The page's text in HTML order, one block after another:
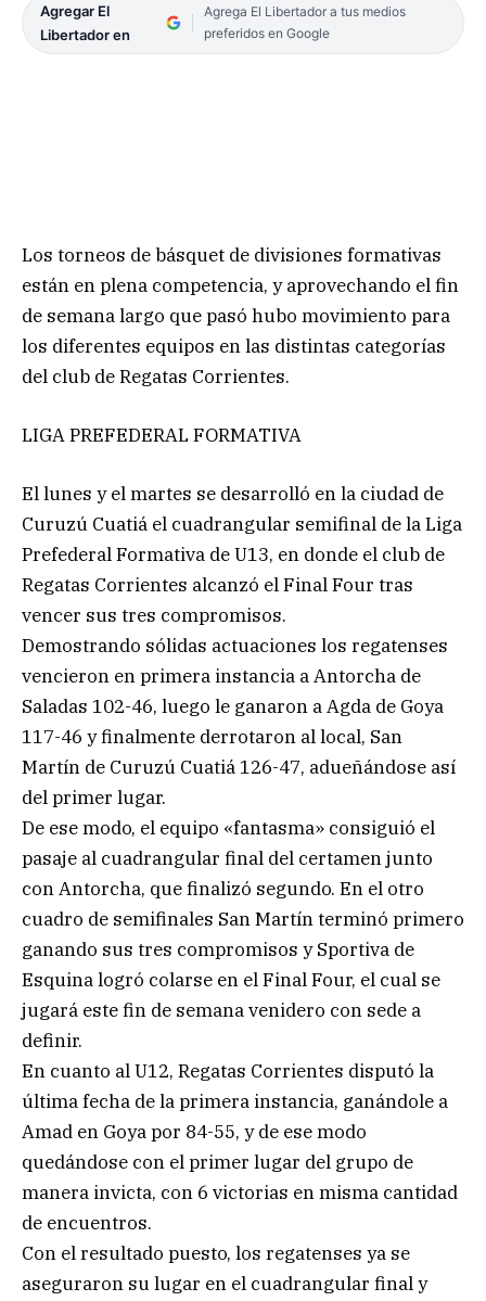
Agregar El
Libertador en
Agrega El Libertador a tus medios
preferidos en Google
Los torneos de básquet de divisiones formativas
están en plena competencia, y aprovechando el fin
de semana largo que pasó hubo movimiento para
los diferentes equipos en las distintas categorías
del club de Regatas Corrientes.
LIGA PREFEDERAL FORMATIVA
El lunes y el martes se desarrolló en la ciudad de
Curuzú Cuatiá el cuadrangular semifinal de la Liga
Prefederal Formativa de U13, en donde el club de
Regatas Corrientes alcanzó el Final Four tras
vencer sus tres compromisos.
Demostrando sólidas actuaciones los regatenses
vencieron en primera instancia a Antorcha de
Saladas 102-46, luego le ganaron a Agda de Goya
117-46 y finalmente derrotaron al local, San
Martín de Curuzú Cuatiá 126-47, adueñándose así
del primer lugar.
De ese modo, el equipo «fantasma» consiguió el
pasaje al cuadrangular final del certamen junto
con Antorcha, que finalizó segundo. En el otro
cuadro de semifinales San Martín terminó primero
ganando sus tres compromisos y Sportiva de
Esquina logró colarse en el Final Four, el cual se
jugará este fin de semana venidero con sede a
definir.
En cuanto al U12, Regatas Corrientes disputó la
última fecha de la primera instancia, ganándole a
Amad en Goya por 84-55, y de ese modo
quedándose con el primer lugar del grupo de
manera invicta, con 6 victorias en misma cantidad
de encuentros.
Con el resultado puesto, los regatenses ya se
aseguraron su lugar en el cuadrangular final y